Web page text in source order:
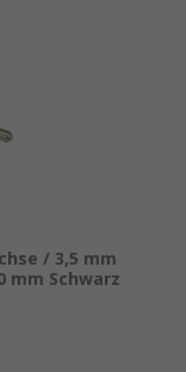
/ 3,5 mm
mm Schwarz